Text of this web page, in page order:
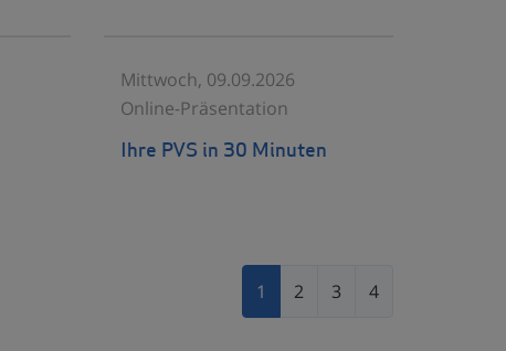
Mittwoch, 09.09.2026
Online-Präsentation
Ihre PVS in 30 Minuten
1 2 3 4